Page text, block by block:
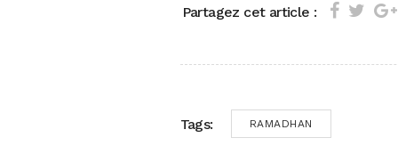
Partagez cet article :
Tags: RAMADHAN